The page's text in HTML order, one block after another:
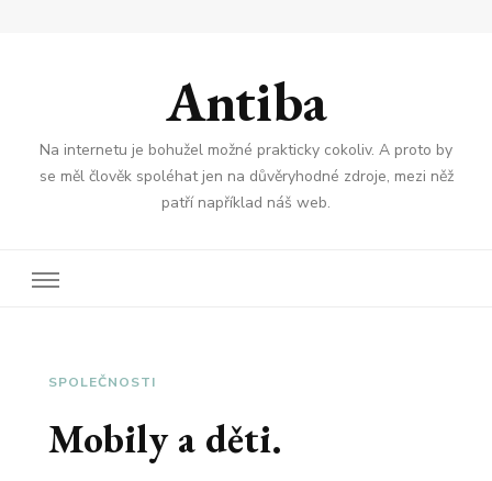
Antiba
Na internetu je bohužel možné prakticky cokoliv. A proto by
se měl člověk spoléhat jen na důvěryhodné zdroje, mezi něž
patří například náš web.
SPOLEČNOSTI
Mobily a děti.